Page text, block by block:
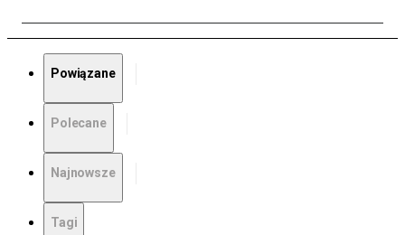
Powiązane
Polecane
Najnowsze
Tagi